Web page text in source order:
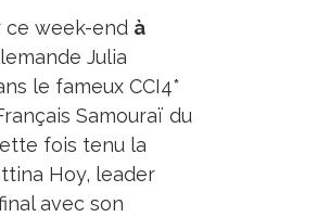
ce week-end à
Julia
le fameux CCI4*
Samouraï du
fois tenu la
Hoy, leader
avec son